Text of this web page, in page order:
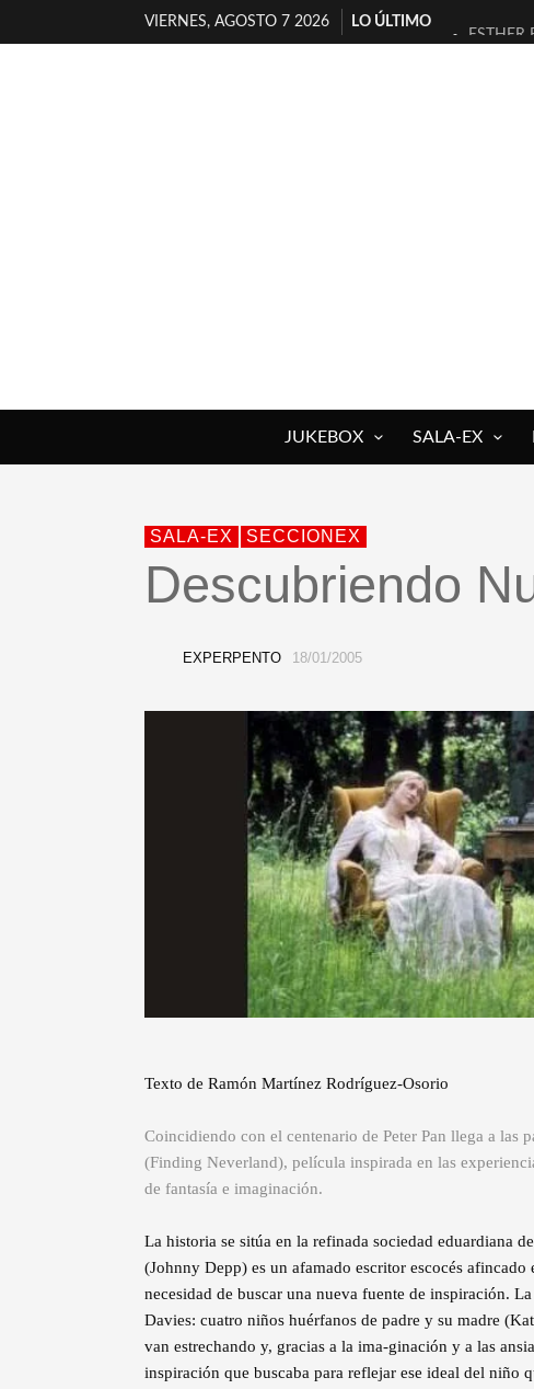
VIERNES, AGOSTO 7 2026
LO ÚLTIMO
ESTHER
TIMBRE
30
JOFRE
JUKEBOX SALA-EX
SALA-EX SECCIONEX
Descubriendo
EXPERPENTO 18/01/2005
Texto de Ramón Martínez Rodríguez-Osorio
Coincidiendo con el centenario de Peter Pan llega a las
(Finding Neverland), película inspirada en las
de fantasía e imaginación.
La historia se sitúa en la refinada sociedad eduardiana
(Johnny Depp) es un afamado escritor escocés
necesidad de buscar una nueva fuente de inspiración.
Davies: cuatro niños huérfanos de padre y su madre
van estrechando y, gracias a la ima-ginación y a las
inspiración que buscaba para reflejar ese ideal del niño